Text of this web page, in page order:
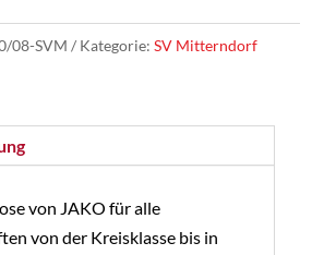
08-SVM Kategorie:SV Mitterndorf
von JAKO für alle
von der Kreisklasse bis in